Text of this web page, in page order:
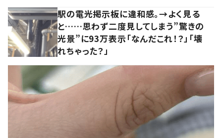
駅の電光掲示板に違和感。→よく見る
と……思わず二度見してしまう”驚きの
光景”に93万表示「なんだこれ！？」「壊
れちゃった？」